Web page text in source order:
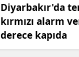
Diyarbakır'da
kırmızı alarm
derece kapıda